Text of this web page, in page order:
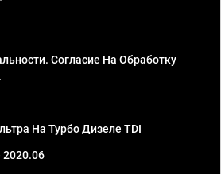
Согласие На Обработку
На Турбо Дизеле TDI
2020.06